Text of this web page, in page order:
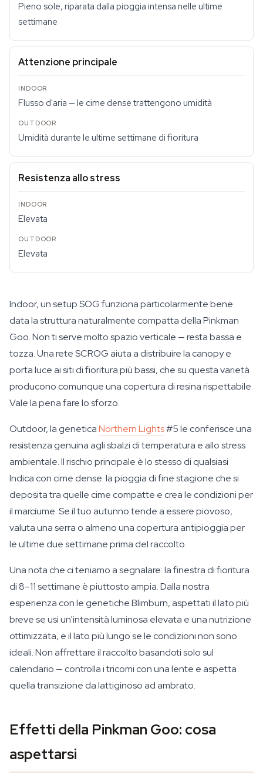
Pieno sole, riparata dalla pioggia intensa nelle ultime
settimane
Attenzione principale
Flusso d'aria — le cime dense trattengono umidità
Umidità durante le ultime settimane di fioritura
Resistenza allo stress
Elevata
Elevata
Indoor, un setup SOG funziona particolarmente bene
data la struttura naturalmente compatta della Pinkman
Goo. Non ti serve molto spazio verticale — resta bassa e
tozza. Una rete SCROG aiuta a distribuire la canopy e
porta luce ai siti di fioritura più bassi, che su questa varietà
producono comunque una copertura di resina rispettabile.
Vale la pena fare lo sforzo.
Outdoor, la geneticaNorthern Lights#5 le conferisce una
resistenza genuina agli sbalzi di temperatura e allo stress
ambientale. Il rischio principale è lo stesso di qualsiasi
Indica con cime dense: la pioggia di fine stagione che si
deposita tra quelle cime compatte e crea le condizioni per
il marciume. Se il tuo autunno tende a essere piovoso,
valuta una serra o almeno una copertura antipioggia per
le ultime due settimane prima del raccolto.
Una nota che ci teniamo a segnalare: la finestra di fioritura
di 8–11 settimane è piuttosto ampia. Dalla nostra
esperienza con le genetiche Blimburn, aspettati il lato più
breve se usi un'intensità luminosa elevata e una nutrizione
ottimizzata, e il lato più lungo se le condizioni non sono
ideali. Non affrettare il raccolto basandoti solo sul
calendario — controlla i tricomi con una lente e aspetta
quella transizione da lattiginoso ad ambrato.
Effetti della Pinkman Goo: cosa
aspettarsi